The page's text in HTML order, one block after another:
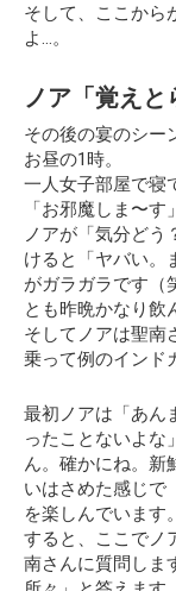
そして、ここから
よ…。
ノア「覚えと
その後の宴のシー
お昼の1時。
一人女子部屋で寝
「お邪魔しま〜す
ノアが「気分どう
けると「ヤバい。
がガラガラです（
とも昨晩かなり飲
そしてノアは聖南
乗って例のインド
最初ノアは「あん
ったことないよな
ん。確かにね。新
いはさめた感じで
を楽しんでいます。
すると、ここでノ
南さんに質問しま